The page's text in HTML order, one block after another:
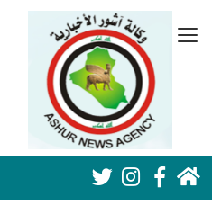
إلى
Social
قائمة
جانبية
الرئيسية